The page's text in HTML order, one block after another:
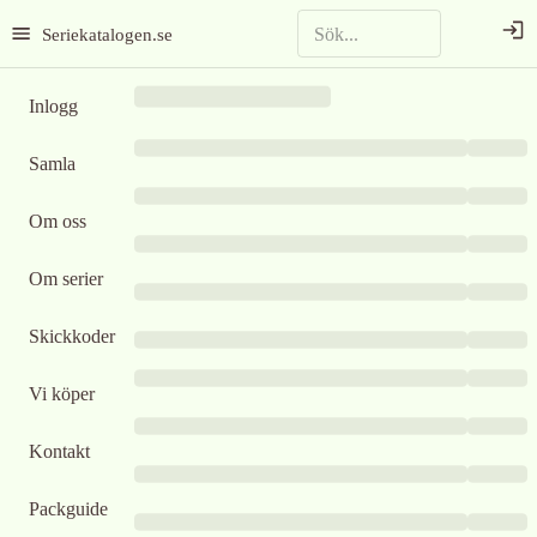
Seriekatalogen.se
Inlogg
Samla
Om oss
Om serier
Skickkoder
Vi köper
Kontakt
Packguide